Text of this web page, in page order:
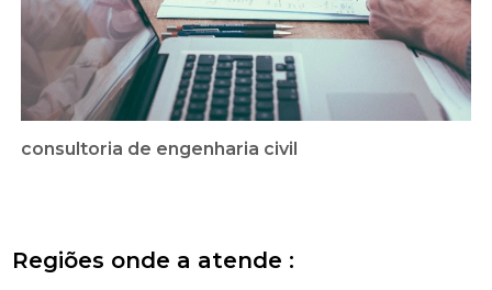
consultoria de engenharia civil
Regiões onde a atende :